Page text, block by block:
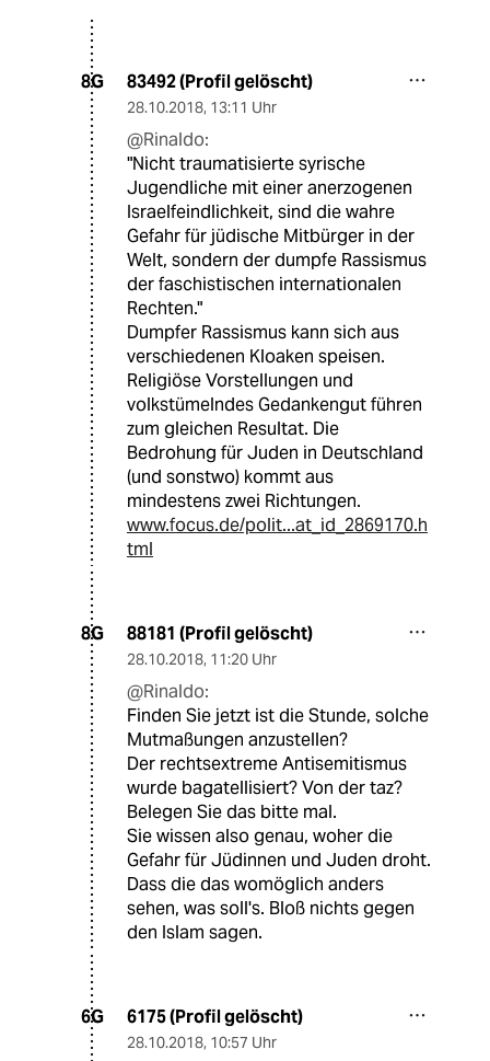
8G 83492 (Profil gelöscht)
28.10.2018, 13:11 Uhr
@Rinaldo:
"Nicht traumatisierte syrische
Jugendliche mit einer anerzogenen
Israelfeindlichkeit, sind die wahre
Gefahr für jüdische Mitbürger in der
Welt, sondern der dumpfe Rassismus
der faschistischen internationalen
Rechten."
Dumpfer Rassismus kann sich aus
verschiedenen Kloaken speisen.
Religiöse Vorstellungen und
volkstümelndes Gedankengut führen
zum gleichen Resultat. Die
Bedrohung für Juden in Deutschland
(und sonstwo) kommt aus
mindestens zwei Richtungen.
www.focus.de/polit...at_id_2869170.h
tml
8G 88181 (Profil gelöscht)
28.10.2018, 11:20 Uhr
@Rinaldo:
Finden Sie jetzt ist die Stunde, solche
Mutmaßungen anzustellen?
Der rechtsextreme Antisemitismus
wurde bagatellisiert? Von der taz?
Belegen Sie das bitte mal.
Sie wissen also genau, woher die
Gefahr für Jüdinnen und Juden droht.
Dass die das womöglich anders
sehen, was soll's. Bloß nichts gegen
den Islam sagen.
6G 6175 (Profil gelöscht)
28.10.2018, 10:57 Uhr